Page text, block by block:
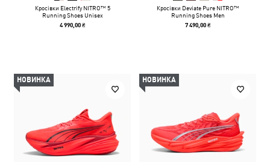
Кросівки Electrify NITRO™ 5
Running Shoes Unisex
4 990,00 ₴
Кросівки Deviate Pure NITRO™
Running Shoes Men
7 490,00 ₴
НОВИНКА НОВИНКА